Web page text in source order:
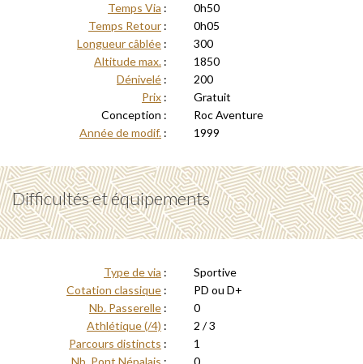
Temps Via :
0h50
Temps Retour :
0h05
Longueur câblée :
300
Altitude max. :
1850
Dénivelé :
200
Prix :
Gratuit
Conception :
Roc Aventure
Année de modif. : 1999
Difficultés et équipements
Type de via :
Sportive
Cotation classique :
PD ou D+
Nb. Passerelle :
0
Athlétique (/4) :
2 / 3
Parcours distincts :
1
Nb. Pont Népalais :
0